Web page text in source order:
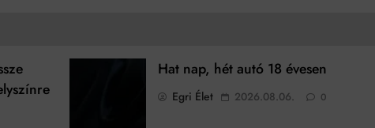
Hat nap, hét autó 18 évesen
Egri Élet 2026.08.06. 0